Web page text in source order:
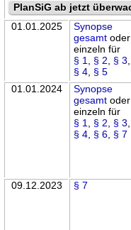
PlanSiG ab jetzt
01.01.2025
Synopse
gesamt oder
einzeln für
§ 1
§ 2 § 3
§ 4 § 5
01.01.2024
Synopse
gesamt oder
einzeln für
§ 1
§ 2 § 3
§ 4 § 6 § 7
09.12.2023
§ 7